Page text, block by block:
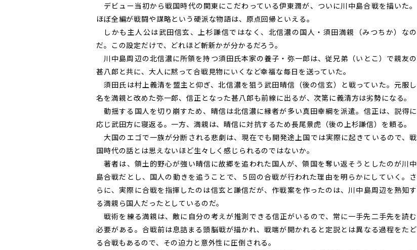
デビュー当初から戦国時代の関東にこだわっている伊東潤が、ついに川中島合戦を描いた。
ほぼ全編が戦闘や謀略という硬派な物語は、原点回帰といえる。
しかも主人公は武田信玄、上杉謙信ではなく、北信濃の国人・須田満親（みつちか）なの
だ。この設定だけで、どれほど斬新かが分かるだろう。
川中島周辺の北信濃に所領を持つ須田氏本家の養子・弥一郎は、従兄弟（いとこ）で親友の
甚八郎と共に、大人に黙って合戦見物にいくなど幸福な毎日を送っていた。
須田氏は村上義清を盟主と仰ぎ、北信濃を狙う武田晴信（後の信玄）と戦っていた。元服し
名を満親と改めた弥一郎、信正となった甚八郎も前線に出るが、次第に義清方は劣勢になる。
動揺する国人を切り崩すため、晴信は北信濃に縁者が多い真田幸綱を派遣。信正は、説得に
応じ武田方に寝返る。一方、満親は、晴信に対抗するため長尾景虎（後の上杉謙信）を頼る。
大国のエゴで一族が分断される悲劇は、現在でも開発途上国では実際に起きているので、戦
国時代の話とは思えないほど生々しく感じられるのではないか。
著者は、領土的野心が強い晴信に故郷を追われた国人が、領国を奪い返そうとしたのが川中
島合戦だとし、国人の動きを追うことで、５回の合戦が行われた理由を明らかにしていく。さ
らに、実際に合戦を指揮したのは信玄と謙信だが、作戦案を作ったのは、川中島周辺を熟知す
る満親ら国人だったとしているのだ。
戦術を練る満親は、敵に自分の考えが推測できる信正がいるので、常に一手先二手先を読む
必要がある。合戦前は息詰まる頭脳戦が描かれ、戦端が開かれると定説とは異なる過程をたど
る合戦もあるので、その迫力と意外性に圧倒される。